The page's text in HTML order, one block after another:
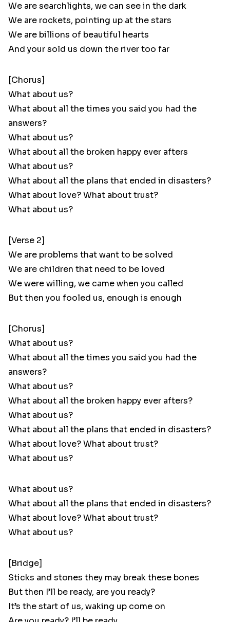
We are searchlights, we can see in the dark
We are rockets, pointing up at the stars
We are billions of beautiful hearts
And your sold us down the river too far
[Chorus]
What about us?
What about all the times you said you had the
answers?
What about us?
What about all the broken happy ever afters
What about us?
What about all the plans that ended in disasters?
What about love? What about trust?
What about us?
[Verse 2]
We are problems that want to be solved
We are children that need to be loved
We were willing, we came when you called
But then you fooled us, enough is enough
[Chorus]
What about us?
What about all the times you said you had the
answers?
What about us?
What about all the broken happy ever afters?
What about us?
What about all the plans that ended in disasters?
What about love? What about trust?
What about us?
What about us?
What about all the plans that ended in disasters?
What about love? What about trust?
What about us?
[Bridge]
Sticks and stones they may break these bones
But then I’ll be ready, are you ready?
It’s the start of us, waking up come on